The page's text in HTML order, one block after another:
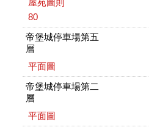
屋苑圖則
80
帝堡城停車場第五
層
平面圖
帝堡城停車場第二
層
平面圖